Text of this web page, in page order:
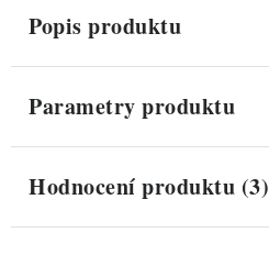
Popis produktu
Parametry produktu
Hodnocení produktu (3)